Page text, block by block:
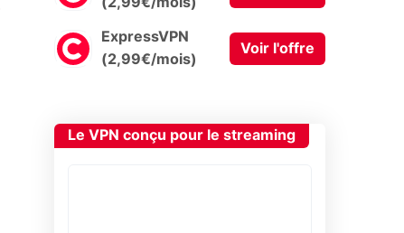
(2,99€/mois)
ExpressVPN
(2,99€/mois)
Voir l'offre
Le VPN conçu pour le streaming